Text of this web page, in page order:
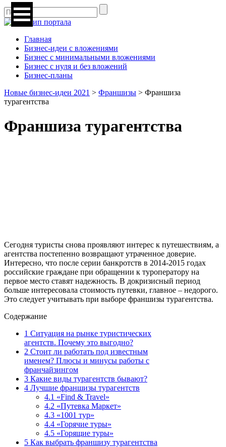
Главная
Бизнес-идеи с вложениями
Бизнес с минимальными вложениями
Бизнес с нуля и без вложений
Бизнес-планы
Новые бизнес-идеи 2021 > Франшизы > Франшиза
турагентства
Франшиза турагентства
Сегодня туристы снова проявляют интерес к путешествиям, а
агентства постепенно возвращают утраченное доверие.
Интересно, что после серии банкротств в 2014-2015 годах
российские граждане при обращении к туроператору на
первое место ставят надежность. В докризисный период
больше интересовала стоимость путевки, главное – недорого.
Это следует учитывать при выборе франшизы турагентства.
Содержание
1 Ситуация на рынке туристических
агентств. Почему это выгодно?
2 Стоит ли работать под известным
именем? Плюсы и минусы работы с
франчайзингом
3 Какие виды турагентств бывают?
4 Лучшие франшизы турагентств
4.1 «Find & Travel»
4.2 «Путевка Маркет»
4.3 «1001 тур»
4.4 «Горячие туры»
4.5 «Горящие туры»
5 Как выбрать франшизу турагентства